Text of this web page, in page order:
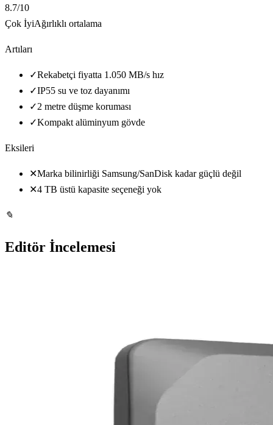
8.7/10
Çok İyiAğırlıklı ortalama
Artıları
✓Rekabetçi fiyatta 1.050 MB/s hız
✓IP55 su ve toz dayanımı
✓2 metre düşme koruması
✓Kompakt alüminyum gövde
Eksileri
✕Marka bilinirliği Samsung/SanDisk kadar güçlü değil
✕4 TB üstü kapasite seçeneği yok
✎
Editör İncelemesi